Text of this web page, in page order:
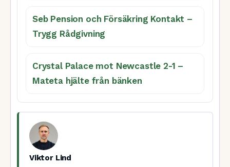
Seb Pension och Försäkring Kontakt –
Trygg Rådgivning
Crystal Palace mot Newcastle 2-1 –
Mateta hjälte från bänken
Viktor Lind